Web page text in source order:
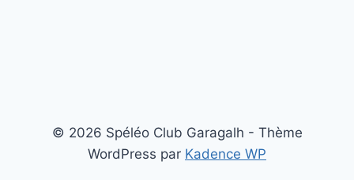
© 2026 Spéléo Club Garagalh - Thème
WordPress par Kadence WP